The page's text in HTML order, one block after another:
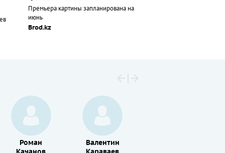
Премьера картины запланирована на
июнь
Brod.kz
Роман
Валентин